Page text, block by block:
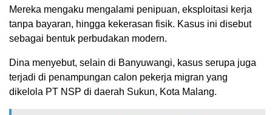
Mereka mengaku mengalami penipuan, eksploitasi kerja
tanpa bayaran, hingga kekerasan fisik. Kasus ini disebut
sebagai bentuk perbudakan modern.
Dina menyebut, selain di Banyuwangi, kasus serupa juga
terjadi di penampungan calon pekerja migran yang
dikelola PT NSP di daerah Sukun, Kota Malang.